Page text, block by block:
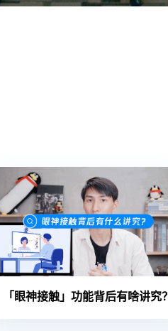
「眼神接触」功能背后有啥讲究？